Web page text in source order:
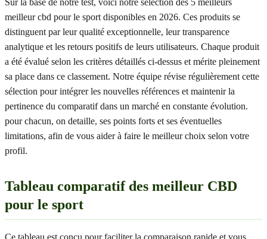
Sur la base de notre test, voici notre sélection des 5 meilleurs
meilleur cbd pour le sport disponibles en 2026. Ces produits se
distinguent par leur qualité exceptionnelle, leur transparence
analytique et les retours positifs de leurs utilisateurs. Chaque produit
a été évalué selon les critères détaillés ci-dessus et mérite pleinement
sa place dans ce classement. Notre équipe révise régulièrement cette
sélection pour intégrer les nouvelles références et maintenir la
pertinence du comparatif dans un marché en constante évolution.
pour chacun, on detaille, ses points forts et ses éventuelles
limitations, afin de vous aider à faire le meilleur choix selon votre
profil.
Tableau comparatif des meilleur CBD
pour le sport
Ce tableau est conçu pour faciliter la comparaison rapide et vous